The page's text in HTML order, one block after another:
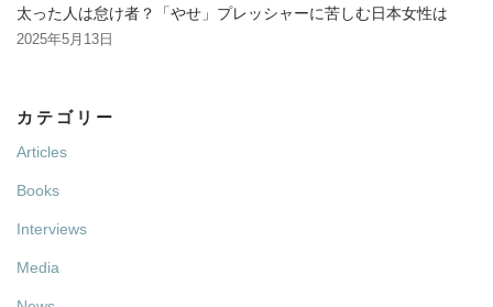
太った人は怠け者？「やせ」プレッシャーに苦しむ日本女性は
2025年5月13日
カテゴリー
Articles
Books
Interviews
Media